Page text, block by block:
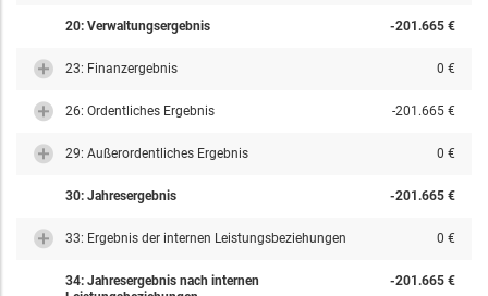
20: Verwaltungsergebnis -201.665 €
23: Finanzergebnis 0 €
26: Ordentliches Ergebnis -201.665 €
29: Außerordentliches Ergebnis 0 €
30: Jahresergebnis -201.665 €
33: Ergebnis der internen Leistungsbeziehungen 0 €
34: Jahresergebnis nach internen
-201.665 €